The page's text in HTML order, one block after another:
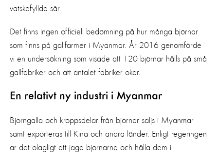
vätskefyllda sår.
Det finns ingen officiell bedömning på hur många björnar
som finns på gallfarmer i Myanmar. År 2016 genomförde
vi en undersökning som visade att 120 björnar hålls på små
gallfabriker och att antalet fabriker ökar.
En relativt ny industri i Myanmar
Björngalla och kroppsdelar från björnar säljs i Myanmar
samt exporteras till Kina och andra länder. Enligt regeringen
är det olagligt att jaga björnarna och hålla dem i